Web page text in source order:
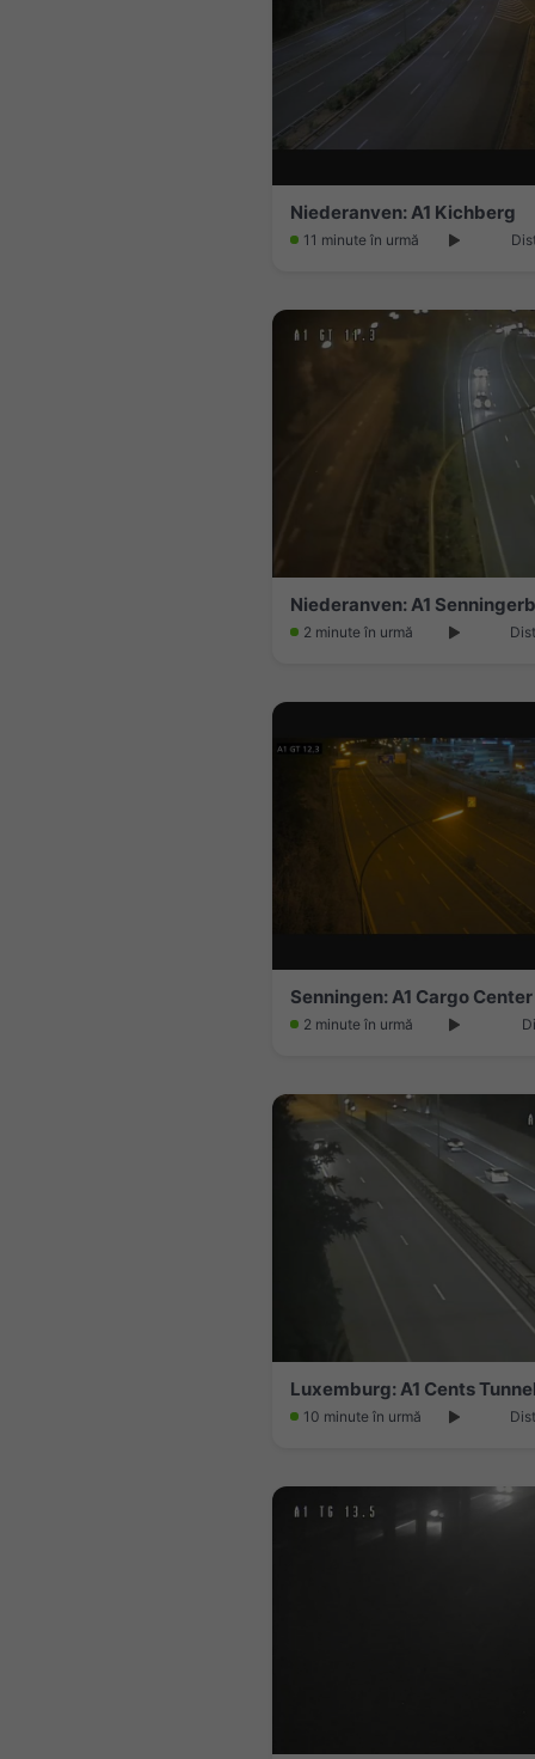
Niederanven: A1 Kichberg
11 minute în urmă
Niederanven: A1
2 minute în urmă
Senningen: A1 Cargo Center
2 minute în urmă
Luxemburg: A1 Cents
10 minute în urmă